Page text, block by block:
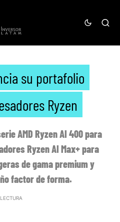
su portafolio
Ryzen
AMD Ryzen AI 400 para
Ryzen AI Max+ para
de gama premium y
factor de forma.